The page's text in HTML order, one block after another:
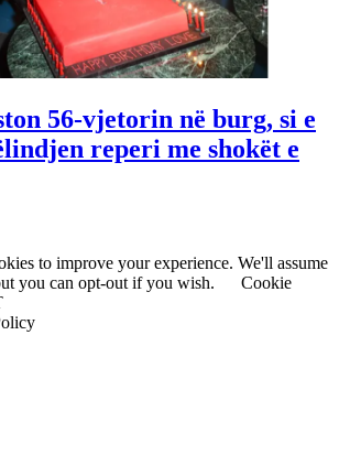
56-vjetorin në burg, si e
reperi me shokët e
to improve your experience. We'll assume
you can opt-out if you wish.
Cookie